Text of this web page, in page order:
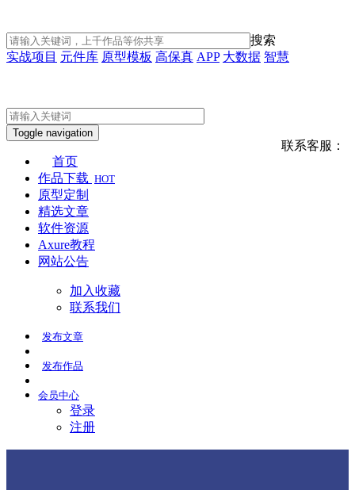
搜索
实战项目 元件库 原型模板 高保真 APP 大数据 智慧
联系客服：
Toggle navigation
首页
作品下载 HOT
原型定制
精选文章
软件资源
Axure教程
网站公告
加入收藏
联系我们
发布文章
发布作品
会员中心
登录
注册